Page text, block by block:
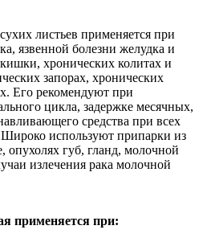
листьев применяется при
язвенной болезни желудка и
хронических колитах и
запорах, хронических
Его рекомендуют при
цикла, задержке месячных,
средства при всех
используют припарки из
опухолях губ, гланд, молочной
излечения рака молочной
применяется при: